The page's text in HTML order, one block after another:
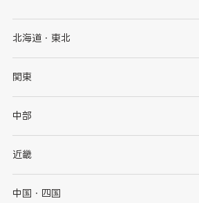
北海道・東北
北海道
岩手県
秋田県
関東
茨城県
群馬県
千葉県
中部
新潟県
石川県
近畿
大阪府
中国・四国